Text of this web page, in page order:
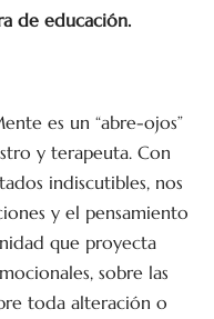
de educación.
es un “abre-ojos”
y terapeuta. Con
indiscutibles, nos
y el pensamiento
que proyecta
sobre las
toda alteración o